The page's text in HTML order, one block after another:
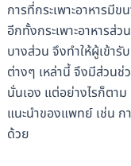
การที่กระเพาะอาหารมี
อีกทั้งกระเพาะอาหารส่
บางส่วน จึงทำให้ผู้เข้า
ต่างๆ เหล่านี้ จึงมีส่วนช่
นั่นเอง แต่อย่างไรก็ตา
แนะนำของแพทย์ เช่น
ด้วย